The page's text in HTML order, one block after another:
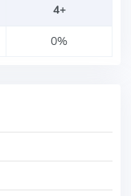
4+
0%